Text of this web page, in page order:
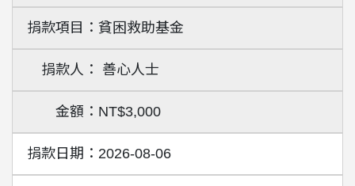
貧困救助基金
善心人士
NT$3,000
2026-08-06